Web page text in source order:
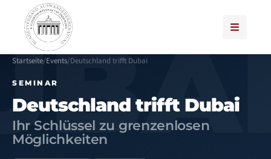
Startseite/Events/Deutschland trifft Dubai
SEMINAR
Deutschland trifft Dubai
Ihr Schlüssel zu grenzenlosen
Möglichkeiten